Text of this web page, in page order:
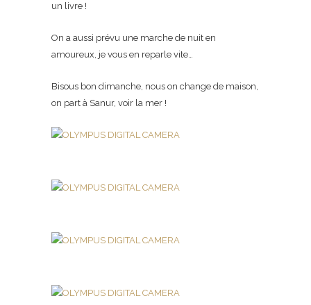
un livre !
On a aussi prévu une marche de nuit en
amoureux, je vous en reparle vite…
Bisous bon dimanche, nous on change de maison,
on part à Sanur, voir la mer !